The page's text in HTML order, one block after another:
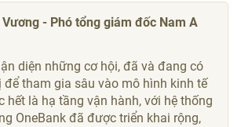
- Phó tổng giám đốc Nam A
diện những cơ hội, đã và đang có
để tham gia sâu vào mô hình kinh tế
hết là hạ tầng vận hành, với hệ thống
OneBank đã được triển khai rộng,